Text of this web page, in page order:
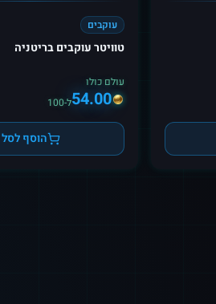
עוקבים
טוויטר עוקבים בריטניה
עולם כולו
54.00ל-100
הוסף לסל